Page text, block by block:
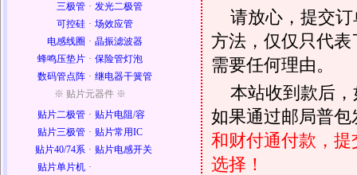
三极管 · 发光二极管
可控硅 · 场效应管
电感线圈 · 晶振滤波器
蜂鸣压垫片 · 保险管灯泡
数码管点阵 · 继电器干簧管
※ 贴片元器件 ※
贴片二极管 · 贴片电阻/容
贴片三极管 · 贴片常用IC
贴片40/74系 · 贴片电感开关
贴片单片机 ·
请放心，提交
方法，仅仅只代
需要任何理由。
本站收到款后
如果通过邮局普包
和财付通付款，
选择！